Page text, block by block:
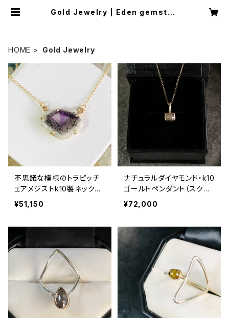
Gold Jewelry | Eden gemston
HOME Gold Jewelry
不思議な模様のトラピッチ
ェアメジストk10製ネックレ
ス
¥51,150
ナチュラルダイヤモンド・k10
ゴールドペンダント（スクエ
ア）
¥72,000